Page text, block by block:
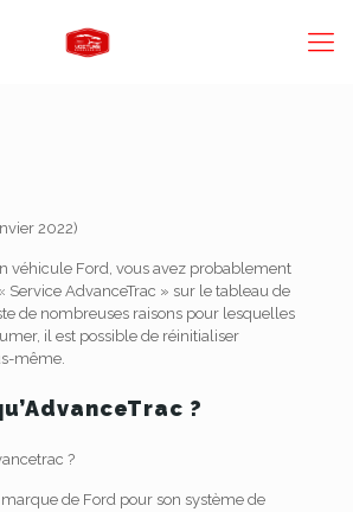
2022)
véhicule Ford, vous avez probablement
Service AdvanceTrac » sur le tableau de
de nombreuses raisons pour lesquelles
il est possible de réinitialiser
même.
?
de Ford pour son système de